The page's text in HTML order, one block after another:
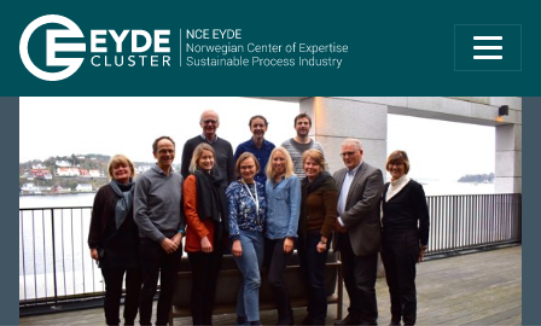
Eyde-Cluster |